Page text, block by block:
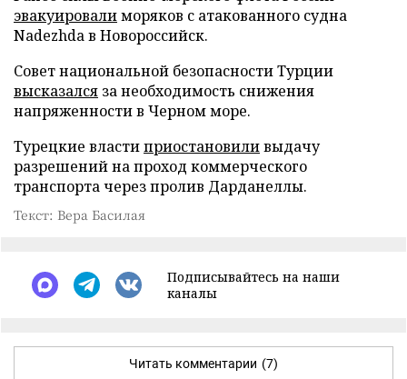
эвакуировалиморяков с атакованного судна
Nadezhda в Новороссийск.
Совет национальной безопасности Турции
высказался за необходимость снижения
напряженности в Черном море.
Турецкие властиприостановиливыдачу
разрешений на проход коммерческого
транспорта через пролив Дарданеллы.
Текст: Вера Басилая
Подписывайтесь на наши
каналы
Читать комментарии (7)